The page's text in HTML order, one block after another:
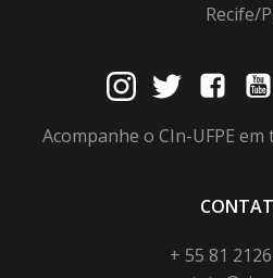
Recife/
Acompanhe o CIn-UFPE
+ 55 81